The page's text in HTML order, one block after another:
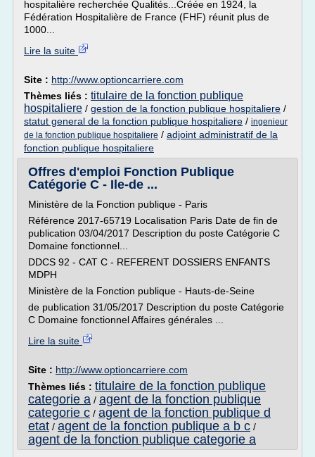
hospitalière recherchée Qualités...Créée en 1924, la
Fédération Hospitalière de France (FHF) réunit plus de
1000...
Lire la suite
Site : http://www.optioncarriere.com
Thèmes liés : titulaire de la fonction publique
hospitaliere / gestion de la fonction publique hospitaliere /
statut general de la fonction publique hospitaliere / ingenieur
de la fonction publique hospitaliere / adjoint administratif de la
fonction publique hospitaliere
Offres d'emploi Fonction Publique
Catégorie C - Ile-de ...
Ministère de la Fonction publique - Paris
Référence 2017-65719 Localisation Paris Date de fin de
publication 03/04/2017 Description du poste Catégorie C
Domaine fonctionnel...
DDCS 92 - CAT C - REFERENT DOSSIERS ENFANTS
MDPH
Ministère de la Fonction publique - Hauts-de-Seine
de publication 31/05/2017 Description du poste Catégorie
C Domaine fonctionnel Affaires générales ...
Lire la suite
Site : http://www.optioncarriere.com
Thèmes liés : titulaire de la fonction publique
categorie a / agent de la fonction publique
categorie c / agent de la fonction publique d
etat / agent de la fonction publique a b c /
agent de la fonction publique categorie a